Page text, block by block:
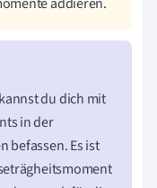
du dich mit
in der
befassen. Es ist